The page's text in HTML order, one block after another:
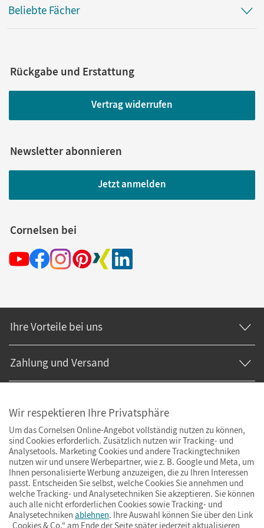
Beliebte Fächer
Rückgabe und Erstattung
Vertrag widerrufen
Newsletter abonnieren
Jetzt anmelden
Cornelsen bei
Ihre Vorteile bei uns
Zahlung und Versand
Wir respektieren Ihre Privatsphäre
Um das Cornelsen Online-Angebot vollständig nutzen zu können,
sind Cookies erforderlich. Zusätzlich nutzen wir Tracking- und
Analysetools. Marketing Cookies und andere Trackingtechniken
nutzen wir und unsere Werbepartner, wie z. B. Google und Meta, um
Ihnen personalisierte Werbung anzuzeigen, die zu Ihren Interessen
passt. Entscheiden Sie selbst, welche Cookies Sie annehmen und
welche Tracking- und Analysetechniken Sie akzeptieren. Sie können
auch alle nicht erforderlichen Cookies sowie Tracking- und
Analysetechniken ablehnen. Ihre Auswahl können Sie über den Link
„Cookies & Co.“ am Ende der Seite später jederzeit aktualisieren